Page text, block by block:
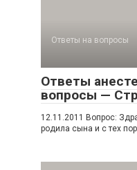
Ответы на вопросы
Ответы
вопросы —
12.11.2011 Вопрос:
родила сына и с тех